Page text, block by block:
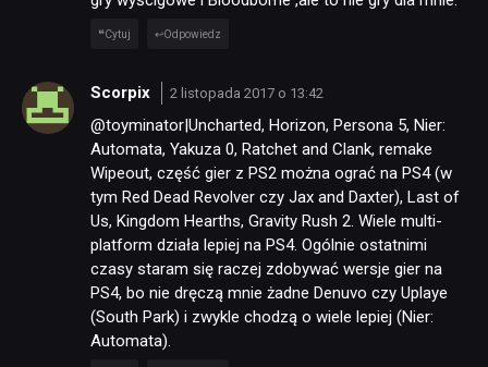
Cytuj Odpowiedz
Scorpix 2 listopada 2017 o 13:42
@toyminator|Uncharted, Horizon, Persona 5, Nier:
Automata, Yakuza 0, Ratchet and Clank, remake
Wipeout, część gier z PS2 można ograć na PS4 (w
tym Red Dead Revolver czy Jax and Daxter), Last of
Us, Kingdom Hearths, Gravity Rush 2. Wiele multi-
platform działa lepiej na PS4. Ogólnie ostatnimi
czasy staram się raczej zdobywać wersje gier na
PS4, bo nie dręczą mnie żadne Denuvo czy Uplaye
(South Park) i zwykle chodzą o wiele lepiej (Nier:
Automata).